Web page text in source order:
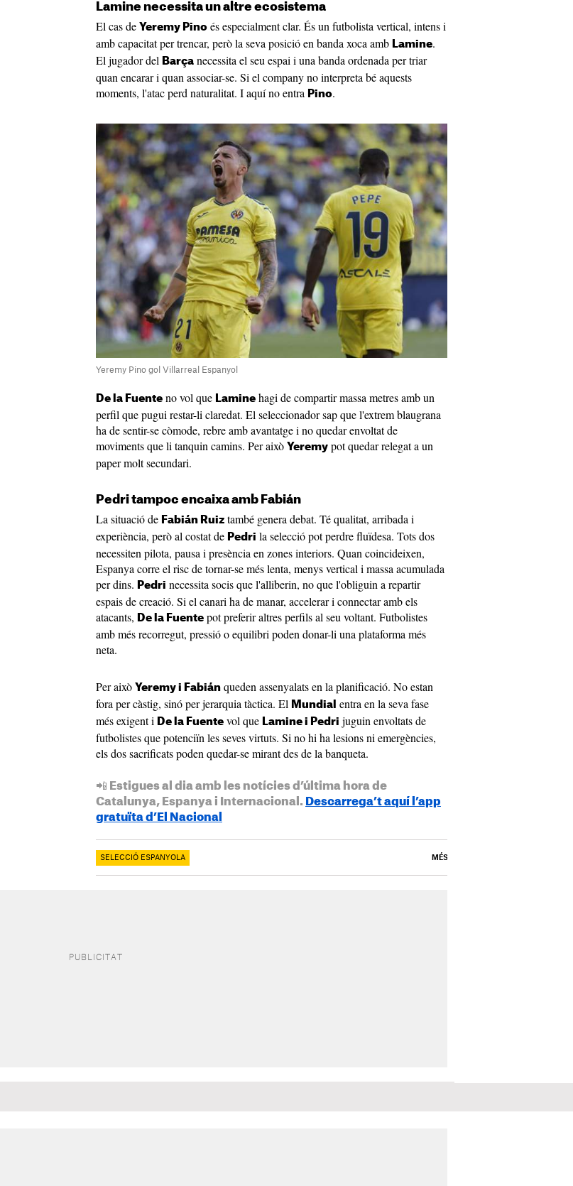
Lamine necessita un altre ecosistema
El cas de Yeremy Pino és especialment clar. És un futbolista vertical, intens i
amb capacitat per trencar, però la seva posició en banda xoca amb Lamine.
El jugador del Barça necessita el seu espai i una banda ordenada per triar
quan encarar i quan associar-se. Si el company no interpreta bé aquests
moments, l'atac perd naturalitat. I aquí no entra Pino.
Yeremy Pino gol Villarreal Espanyol
De la Fuente no vol que Lamine hagi de compartir massa metres amb un
perfil que pugui restar-li claredat. El seleccionador sap que l'extrem blaugrana
ha de sentir-se còmode, rebre amb avantatge i no quedar envoltat de
moviments que li tanquin camins. Per això Yeremy pot quedar relegat a un
paper molt secundari.
Pedri tampoc encaixa amb Fabián
La situació de Fabián Ruiz també genera debat. Té qualitat, arribada i
experiència, però al costat de Pedri la selecció pot perdre fluïdesa. Tots dos
necessiten pilota, pausa i presència en zones interiors. Quan coincideixen,
Espanya corre el risc de tornar-se més lenta, menys vertical i massa acumulada
per dins. Pedri necessita socis que l'alliberin, no que l'obliguin a repartir
espais de creació. Si el canari ha de manar, accelerar i connectar amb els
atacants, De la Fuente pot preferir altres perfils al seu voltant. Futbolistes
amb més recorregut, pressió o equilibri poden donar-li una plataforma més
neta.
Per això Yeremy i Fabián queden assenyalats en la planificació. No estan
fora per càstig, sinó per jerarquia tàctica. El Mundial entra en la seva fase
més exigent i De la Fuente vol que Lamine i Pedri juguin envoltats de
futbolistes que potenciïn les seves virtuts. Si no hi ha lesions ni emergències,
els dos sacrificats poden quedar-se mirant des de la banqueta.
📲 Estigues al dia amb les notícies d’última hora de
Catalunya, Espanya i Internacional. Descarrega’t aquí l’app
gratuïta d’El Nacional
SELECCIÓ ESPANYOLA MÉS